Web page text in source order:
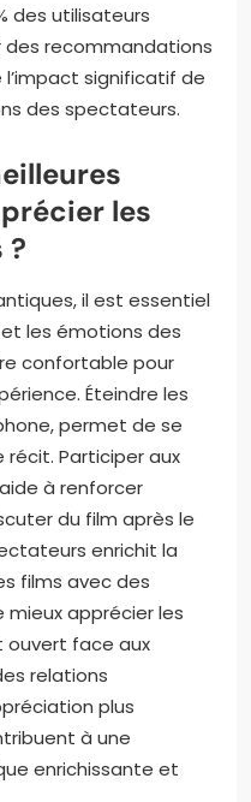
des utilisateurs
des recommandations
significatif de
des spectateurs.
les
?
il est essentiel
les émotions des
confortable pour
Éteindre les
permet de se
Participer aux
à renforcer
du film après le
enrichit la
films avec des
apprécier les
ouvert face aux
relations
plus
à une
enrichissante et